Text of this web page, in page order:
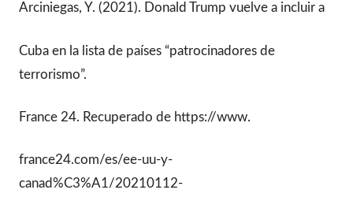
Arciniegas, Y. (2021). Donald Trump vuelve a incluir a
Cuba en la lista de países “patrocinadores de
terrorismo”.
France 24. Recuperado de https://www.
france24.com/es/ee-uu-y-
canad%C3%A1/20210112-